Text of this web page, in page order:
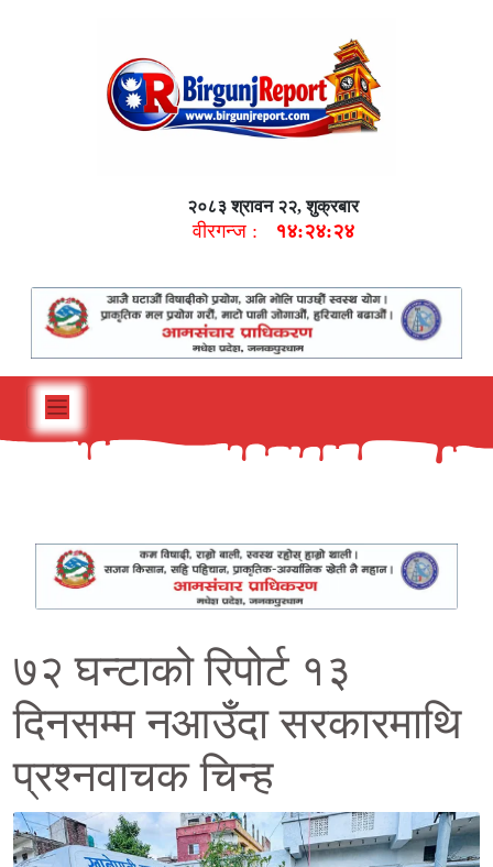
२०८३ श्रावन २२, शुक्रबार
वीरगन्ज : १४:२४:२५
७२ घन्टाको रिपोर्ट १३
दिनसम्म नआउँदा सरकारमाथि
प्रश्नवाचक चिन्ह